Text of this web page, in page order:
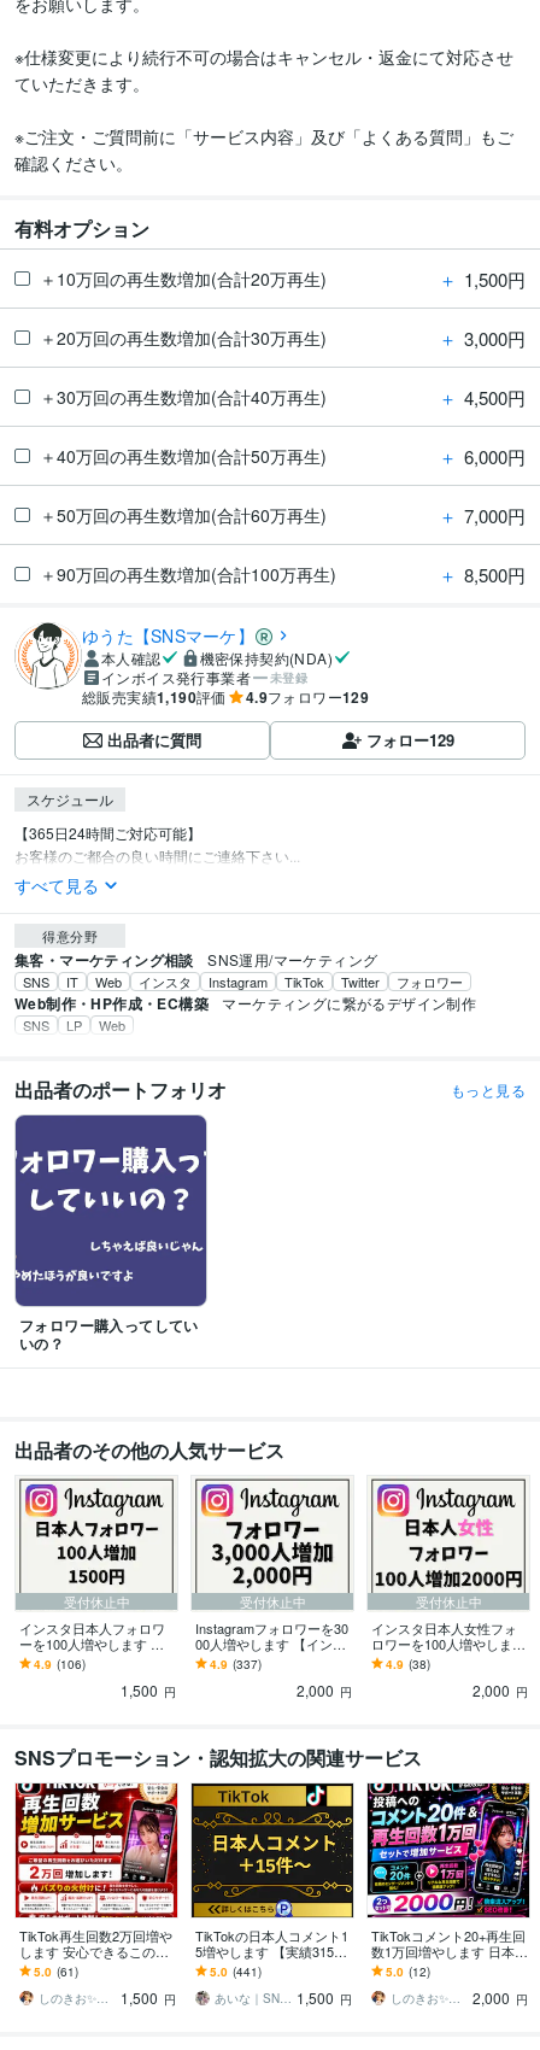
※仕様変更により続行不可の場合はキャンセル・返金にて対応させ
ていただきます。
※ご注文・ご質問前に「サービス内容」及び「よくある質問」もご
確認ください。
有料オプション
＋10万回の再生数増加(合計20万再生) ＋ 1,500円
＋20万回の再生数増加(合計30万再生) ＋ 3,000円
＋30万回の再生数増加(合計40万再生) ＋ 4,500円
＋40万回の再生数増加(合計50万再生) ＋ 6,000円
＋50万回の再生数増加(合計60万再生) ＋ 7,000円
＋90万回の再生数増加(合計100万再生) ＋ 8,500円
ゆうた【SNSマーケ】
本人確認
機密保持契約(NDA)
インボイス発行事業者
未登録
総販売実績1,190評価 4.9フォロワー129
出品者に質問 フォロー129
スケジュール
【365日24時間ご対応可能】
お客様のご都合の良い時間にご連絡下さい...
すべて見る
得意分野
集客・マーケティング相談 SNS運用/マーケティング
SNS IT Web インスタ Instagram TikTok Twitter フォロワー
Web制作・HP作成・EC構築 マーケティングに繋がるデザイン制作
SNS LP Web
出品者のポートフォリオ もっと見る
フォロワー購入ってしてい
いの？
出品者のその他の人気サービス
受付休止中
インスタ日本人フォロワ
ーを100人増やします 他
社より高ければご連絡く
ださい！増量してご提供
4.9 (106)
1,500 円
受付休止中
Instagramフォロワーを30
00人増やします 【インス
タ増加】他社より高けれ
ばご連絡ください！
4.9 (337)
2,000 円
受付休止中
インスタ日本人女性フォ
ロワーを100人増やします
他社より高ければご連絡
ください！増量してご提
4.9 (38)
2,000 円
SNSプロモーション・認知拡大の関連サービス
TikTok再生回数2万回増や
します 安心できるこのお
値段。オプション購入で
もっとお得に！
5.0 (61)
しのきお✨HubSpot認定マーケター
1,500 円
TikTokの日本人コメント1
5増やします 【実績3150
件以上】コメント指定可
能／減少保証有り
5.0 (441)
あいな｜SNS集客のお手伝い 1,500 円
TikTokコメント20+再生回
数1万回増やします 日本人
コメント✖️再生回数増加プ
ラン！アルゴリズムに好
印象！
5.0 (12)
しのきお✨HubSpot認定マーケター
2,000 円